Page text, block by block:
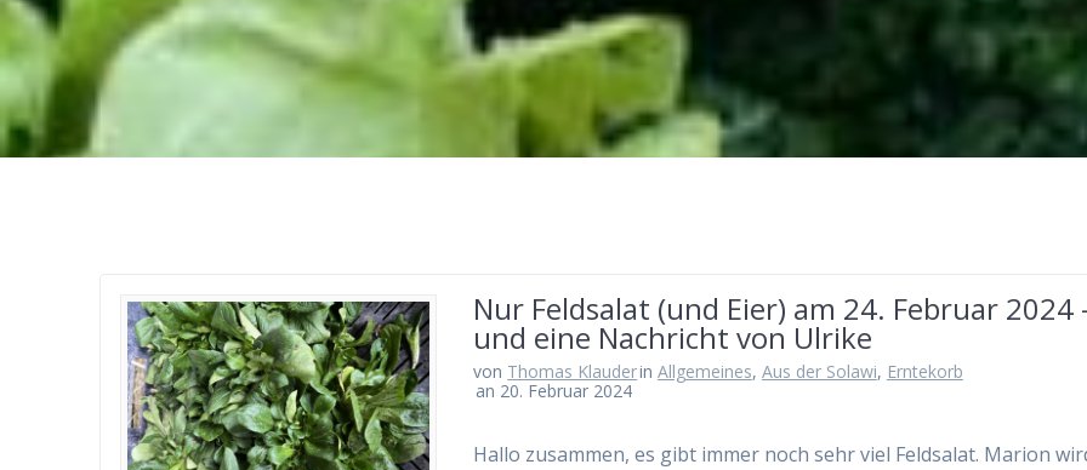
Nur Feldsalat (und Eier) am 24. Februar 2024
und eine Nachricht von Ulrike
von Thomas Klauderin Allgemeines, Aus der Solawi, Erntekorb
an 20. Februar 2024
Hallo zusammen, es gibt immer noch sehr viel Feldsalat. Marion